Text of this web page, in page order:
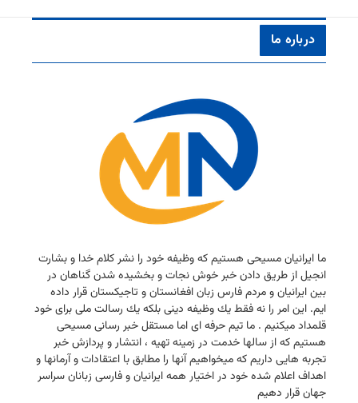
درباره ما
ما ایرانیان مسیحی هستیم كه وظیفه خود را نشر كلام خدا و بشارت
انجیل از طریق دادن خبر خوش نجات و بخشیده شدن گناهان در
بین ایرانیان و مردم فارس زبان افغانستان و تاجیكستان قرار داده
ایم. این امر را نه فقط یك وظیفه دینی بلكه یك رسالت ملی برای خود
قلمداد میكنیم . ما تیم حرفه ای اما مستقل خبر رسانی مسیحی
هستیم كه از سالها خدمت در زمینه تهیه ، انتشار و پردازش خبر
تجربه هایی داریم كه میخواهیم آنها را مطابق با اعتقادات و آرمانها و
اهداف اعلام شده خود در اختیار همه ایرانیان و فارسی زبانان سراسر
جهان قرار دهیم